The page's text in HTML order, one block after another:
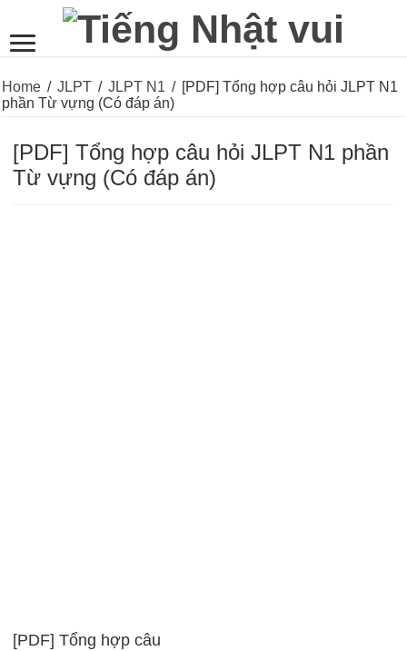
Home / JLPT / JLPT N1 / [PDF] Tổng hợp câu hỏi JLPT N1
phần Từ vựng (Có đáp án)
[PDF] Tổng hợp câu hỏi JLPT N1 phần
Từ vựng (Có đáp án)
[PDF] Tổng hợp câu